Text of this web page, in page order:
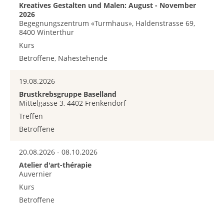
Kreatives Gestalten und Malen: August - November
2026
Begegnungszentrum «Turmhaus», Haldenstrasse 69,
8400 Winterthur
Kurs
Betroffene, Nahestehende
19.08.2026
Brustkrebsgruppe Baselland
Mittelgasse 3, 4402 Frenkendorf
Treffen
Betroffene
20.08.2026 - 08.10.2026
Atelier d'art-thérapie
Auvernier
Kurs
Betroffene